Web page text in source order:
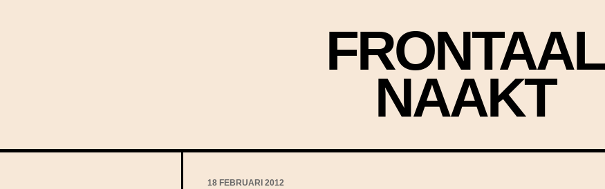
FRONTAAL
NAAKT
18 FEBRUARI 2012